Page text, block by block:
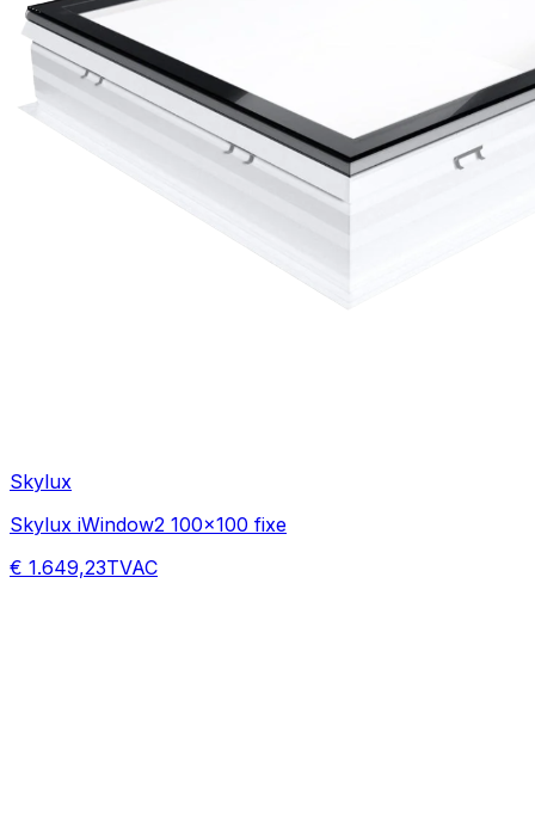
Skylux
Skylux iWindow2 100x100 fixe
€ 1.649,23TVAC